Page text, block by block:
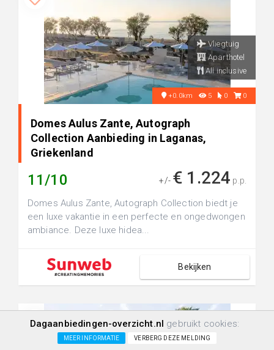
Vliegtuig
Aparthotel
All inclusive
+0.0km 5 0 0
Domes Aulus Zante, Autograph
Collection Aanbieding in Laganas,
Griekenland
11/10 +/- € 1.224 p.p.
Domes Aulus Zante, Autograph Collection biedt je
een luxe vakantie in een perfecte en ongedwongen
ambiance. Deze luxe hidea...
Bekijken
Dagaanbiedingen-overzicht.nl gebruikt cookies:
MEER INFORMATIE VERBERG DEZE MELDING